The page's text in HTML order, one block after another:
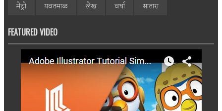
मेट्रो
यवतमाळ लेख वर्धा सातारा
FEATURED VIDEO